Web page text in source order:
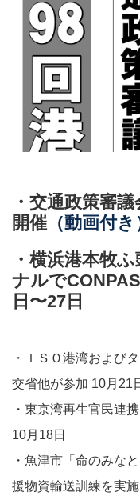
・交通政策審
開催 （動画付き
・横浜港本牧
ナルで
日〜27日
・ＩＳＯ港湾および
交省他が参加 10月21
・東京湾再生官民連
10月18日
・魚津市「命のみな
援物資輸送訓練を実